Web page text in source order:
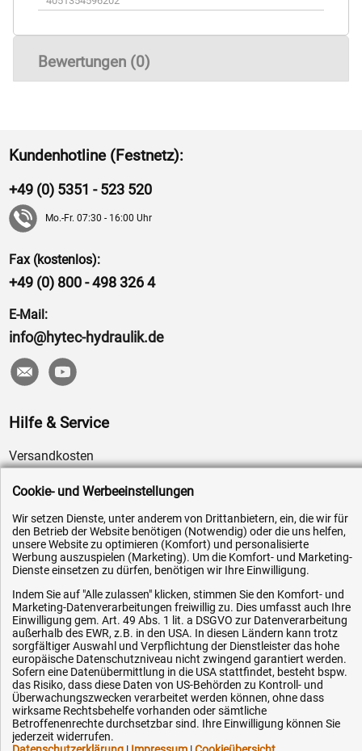
Bewertungen (0)
Kundenhotline (Festnetz):
+49 (0) 5351 - 523 520
Mo.-Fr. 07:30 - 16:00 Uhr
Fax (kostenlos):
+49 (0) 800 - 498 326 4
E-Mail:
info@hytec-hydraulik.de
Hilfe & Service
Versandkosten
AGB / Widerrufsrecht
Datenschutz
Impressum
Karriere
OEM-Ersatzteile
Technik-Hilfe
Downloads
Kontakt
Ihre Hytec-Hydraulik Vorteile
Cookie- und Werbeeinstellungen
Wir setzen Dienste, unter anderem von Drittanbietern, ein, die wir für
den Betrieb der Website benötigen (Notwendig) oder die uns helfen,
unsere Website zu optimieren (Komfort) und personalisierte
Werbung auszuspielen (Marketing). Um die Komfort- und Marketing-
Dienste einsetzen zu dürfen, benötigen wir Ihre Einwilligung.
Indem Sie auf "Alle zulassen" klicken, stimmen Sie den Komfort- und
Marketing-Datenverarbeitungen freiwillig zu. Dies umfasst auch Ihre
Einwilligung gem. Art. 49 Abs. 1 lit. a DSGVO zur Datenverarbeitung
außerhalb des EWR, z.B. in den USA. In diesen Ländern kann trotz
sorgfältiger Auswahl und Verpflichtung der Dienstleister das hohe
europäische Datenschutzniveau nicht zwingend garantiert werden.
Sofern eine Datenübermittlung in die USA stattfindet, besteht bspw.
das Risiko, dass diese Daten von US-Behörden zu Kontroll- und
Überwachungszwecken verarbeitet werden können, ohne dass
wirksame Rechtsbehelfe vorhanden oder sämtliche
Betroffenenrechte durchsetzbar sind. Ihre Einwilligung können Sie
jederzeit widerrufen.